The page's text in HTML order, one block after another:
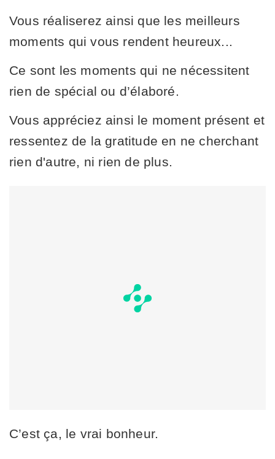
Vous réaliserez ainsi que les meilleurs
moments qui vous rendent heureux...
Ce sont les moments qui ne nécessitent
rien de spécial ou d’élaboré.
Vous appréciez ainsi le moment présent et
ressentez de la gratitude en ne cherchant
rien d'autre, ni rien de plus.
C’est ça, le vrai bonheur.